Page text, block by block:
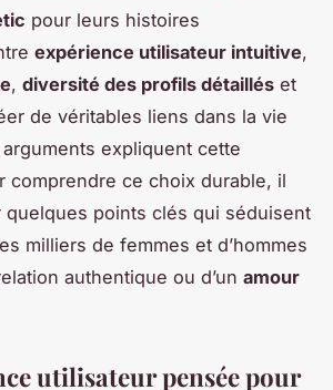
pour leurs histoires
expérience utilisateur intuitive,
, diversité des profils détaillés et
de véritables liens dans la vie
expliquent cette
comprendre ce choix durable, il
quelques points clés qui séduisent
milliers de femmes et d’hommes
authentique ou d’un amour
utilisateur pensée pour